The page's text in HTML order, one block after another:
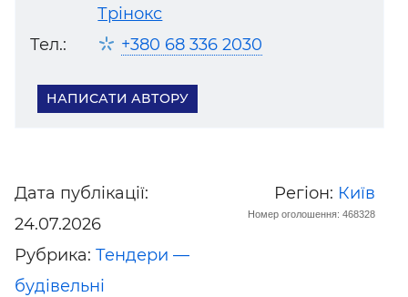
Трінокс
Тел.:
+380 68 336 2030
НАПИСАТИ АВТОРУ
Дата публікації:
24.07.2026
Рубрика: Тендери —
будівельні
Регіон: Київ
Номер оголошення: 468328